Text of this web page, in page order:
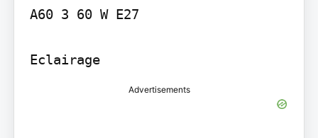
A60 3 60 W E27
Eclairage
Advertisements